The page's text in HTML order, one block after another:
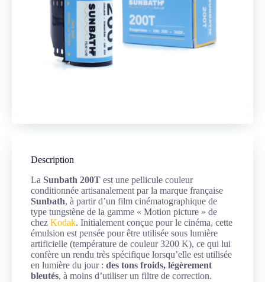
Description
La Sunbath 200T est une pellicule couleur
conditionnée artisanalement par la marque française
Sunbath, à partir d’un film cinématographique de
type tungstène de la gamme « Motion picture » de
chez Kodak. Initialement conçue pour le cinéma, cette
émulsion est pensée pour être utilisée sous lumière
artificielle (température de couleur 3200 K), ce qui lui
confère un rendu très spécifique lorsqu’elle est utilisée
en lumière du jour : des tons froids, légèrement
bleutés, à moins d’utiliser un filtre de correction.